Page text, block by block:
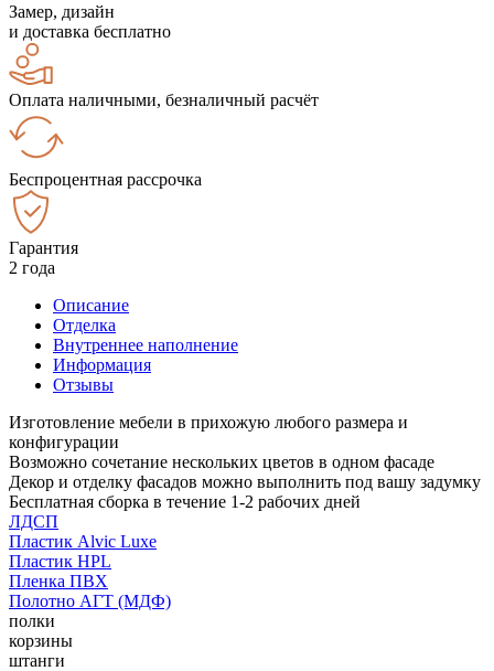
Замер, дизайн
и доставка бесплатно
Оплата наличными, безналичный расчёт
Беспроцентная рассрочка
Гарантия
2 года
Описание
Отделка
Внутреннее наполнение
Информация
Отзывы
Изготовление мебели в прихожую любого размера и
конфигурации
Возможно сочетание нескольких цветов в одном фасаде
Декор и отделку фасадов можно выполнить под вашу задумку
Бесплатная сборка в течение 1-2 рабочих дней
ЛДСП
Пластик Alvic Luxe
Пластик HPL
Пленка ПВХ
Полотно АГТ (МДФ)
полки
корзины
штанги